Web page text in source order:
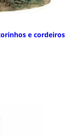
e cordeiros